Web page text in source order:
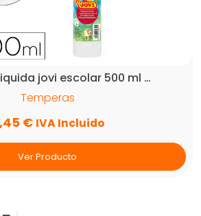
jovi escolar 500 ml …
Temperas
€ IVA Incluido
Ver Producto